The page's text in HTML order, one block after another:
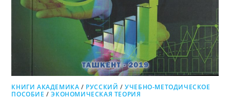
КНИГИ АКАДЕМИКА / РУССКИЙ /УЧЕБНО-МЕТОДИЧЕСКОЕ
ПОСОБИЕ /ЭКОНОМИЧЕСКАЯ ТЕОРИЯ